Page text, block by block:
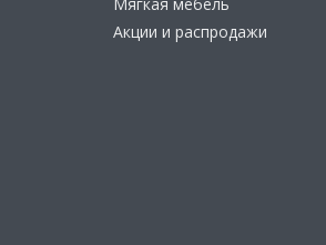
Акции и распродажи